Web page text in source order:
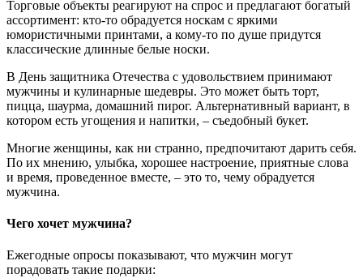
Торговые объекты реагируют на спрос и предлагают богатый
ассортимент: кто-то обрадуется носкам с яркими
юмористичными принтами, а кому-то по душе придутся
классические длинные белые носки.
В День защитника Отечества с удовольствием принимают
мужчины и кулинарные шедевры. Это может быть торт,
пицца, шаурма, домашний пирог. Альтернативный вариант, в
котором есть угощения и напитки, – съедобный букет.
Многие женщины, как ни странно, предпочитают дарить себя.
По их мнению, улыбка, хорошее настроение, приятные слова
и время, проведенное вместе, – это то, чему обрадуется
мужчина.
Чего хочет мужчина?
Ежегодные опросы показывают, что мужчин могут
порадовать такие подарки: